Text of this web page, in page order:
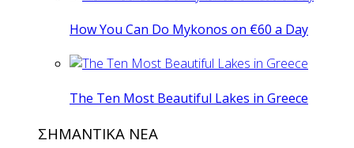
How You Can Do Mykonos on €60 a Day
The Ten Most Beautiful Lakes in Greece
ΣΗΜΑΝΤΙΚΑ ΝΕΑ